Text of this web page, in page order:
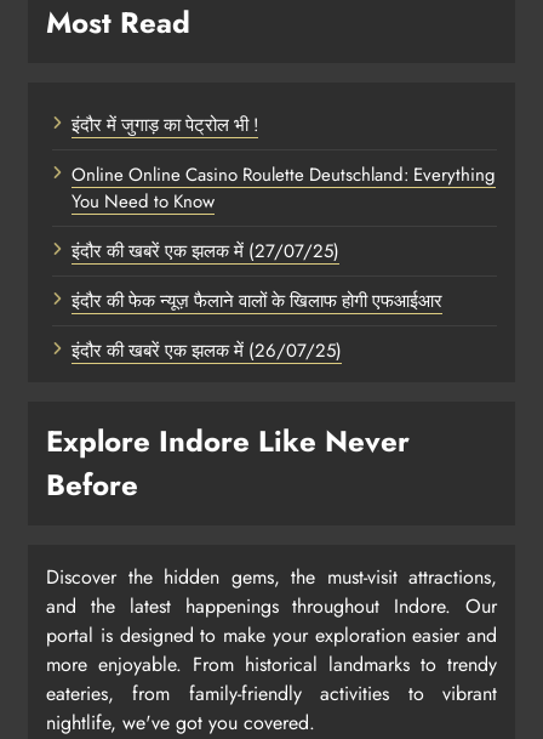
Most Read
इंदौर में जुगाड़ का पेट्रोल भी !
Online Online Casino Roulette Deutschland: Everything
You Need to Know
इंदौर की खबरें एक झलक में (27/07/25)
इंदौर की फेक न्यूज़ फैलाने वालों के खिलाफ होगी एफआईआर
इंदौर की खबरें एक झलक में (26/07/25)
Explore Indore Like Never
Before
Discover the hidden gems, the must-visit attractions,
and the latest happenings throughout Indore. Our
portal is designed to make your exploration easier and
more enjoyable. From historical landmarks to trendy
eateries, from family-friendly activities to vibrant
nightlife, we've got you covered.